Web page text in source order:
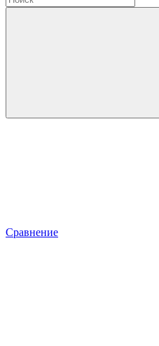
Сравнение